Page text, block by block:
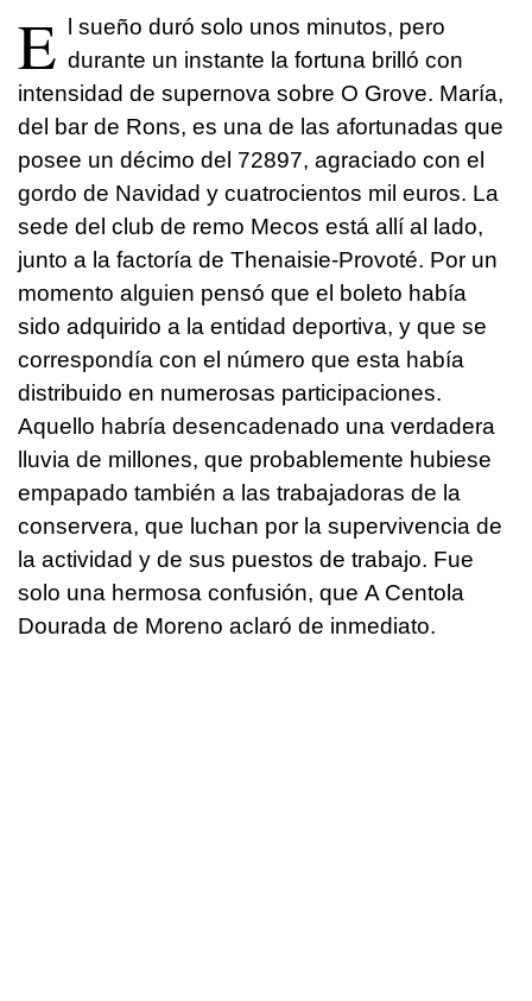
E l sueño duró solo unos minutos, pero
durante un instante la fortuna brilló con
intensidad de supernova sobre O Grove. María,
del bar de Rons, es una de las afortunadas que
posee un décimo del 72897, agraciado con el
gordo de Navidad y cuatrocientos mil euros. La
sede del club de remo Mecos está allí al lado,
junto a la factoría de Thenaisie-Provoté. Por un
momento alguien pensó que el boleto había
sido adquirido a la entidad deportiva, y que se
correspondía con el número que esta había
distribuido en numerosas participaciones.
Aquello habría desencadenado una verdadera
lluvia de millones, que probablemente hubiese
empapado también a las trabajadoras de la
conservera, que luchan por la supervivencia de
la actividad y de sus puestos de trabajo. Fue
solo una hermosa confusión, que A Centola
Dourada de Moreno aclaró de inmediato.